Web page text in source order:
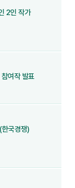
2인 작가
여작 발표
국경쟁)